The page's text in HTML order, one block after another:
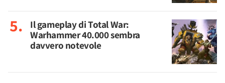
Il gameplay di Total War:
Warhammer 40.000 sembra
davvero notevole